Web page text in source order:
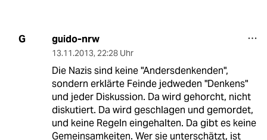
G guido-nrw
13.11.2013, 22:28 Uhr
Die Nazis sind keine "Andersdenkenden",
sondern erklärte Feinde jedweden "Denkens"
und jeder Diskussion. Da wird gehorcht, nicht
diskutiert. Da wird geschlagen und gemordet,
und keine Regeln eingehalten. Da gibt es keine
Gemeinsamkeiten. Wer sie unterschätzt, ist